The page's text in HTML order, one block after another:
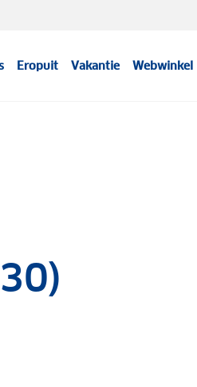
Eropuit Vakantie Webwinkel